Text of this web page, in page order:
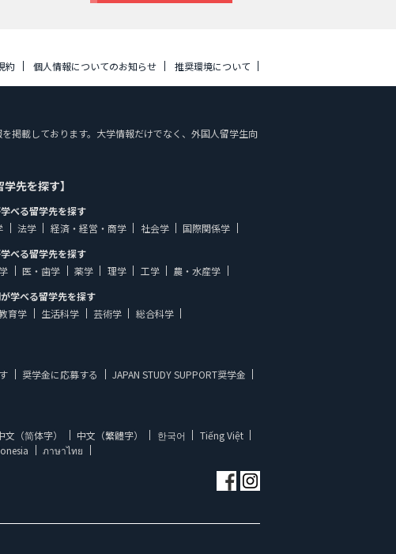
約 個人情報についてのお知らせ 推奨環境について
掲載しております。大学情報だけでなく、外国人留学生向
学先を探す】
べる留学先を探す
法学 経済・経営・商学 社会学
国際関係学
べる留学先を探す
医・歯学 薬学 理学 工学
農・水産学
学べる留学先を探す
育学
生活科学 芸術学 総合科学
奨学金に応募する JAPAN STUDY SUPPORT奨学金
文（简体字） 中文（繁體字） 한국어
Tiếng Việt
ภาษาไทย